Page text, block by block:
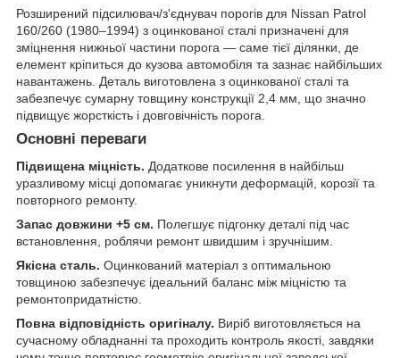
Розширений підсилювач/з'єднувач порогів для Nissan Patrol
160/260 (1980–1994) з оцинкованої сталі призначені для
зміцнення нижньої частини порога — саме тієї ділянки, де
елемент кріпиться до кузова автомобіля та зазнає найбільших
навантажень. Деталь виготовлена з оцинкованої сталі та
забезпечує сумарну товщину конструкції 2,4 мм, що значно
підвищує жорсткість і довговічність порога.
Основні переваги
Підвищена міцність. Додаткове посилення в найбільш
уразливому місці допомагає уникнути деформацій, корозії та
повторного ремонту.
Запас довжини +5 см. Полегшує підгонку деталі під час
встановлення, роблячи ремонт швидшим і зручнішим.
Якісна сталь. Оцинкований матеріал з оптимальною
товщиною забезпечує ідеальний баланс між міцністю та
ремонтопридатністю.
Повна відповідність оригіналу. Виріб виготовляється на
сучасному обладнанні та проходить контроль якості, завдяки